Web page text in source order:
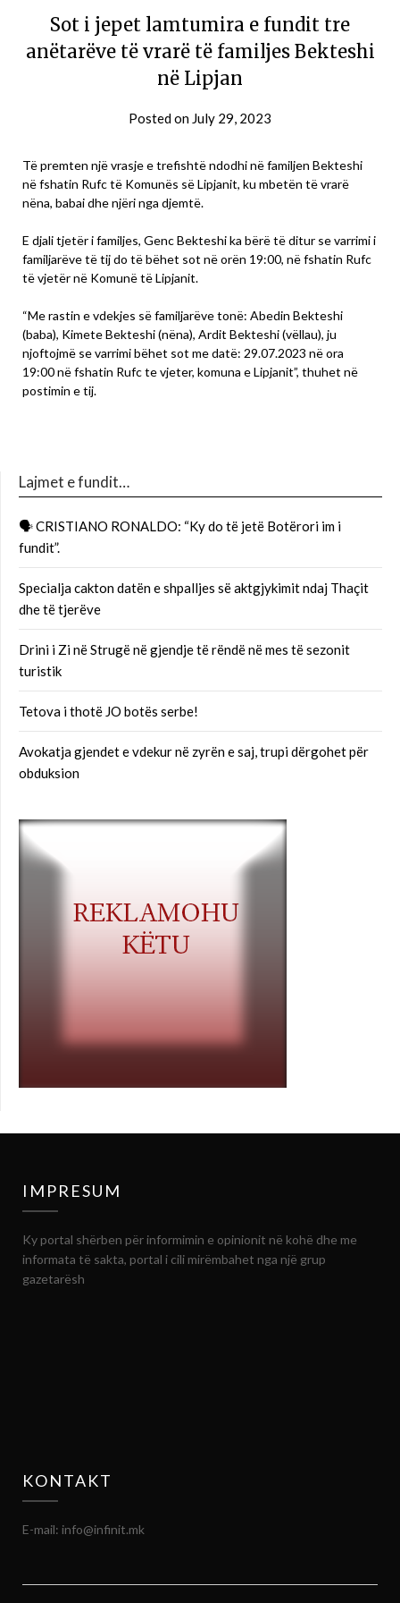
Sot i jepet lamtumira e fundit tre
anëtarëve të vrarë të familjes Bekteshi
në Lipjan
Posted on July 29, 2023
Të premten një vrasje e trefishtë ndodhi në familjen Bekteshi
në fshatin Rufc të Komunës së Lipjanit, ku mbetën të vrarë
nëna, babai dhe njëri nga djemtë.
E djali tjetër i familjes, Genc Bekteshi ka bërë të ditur se varrimi i
familjarëve të tij do të bëhet sot në orën 19:00, në fshatin Rufc
të vjetër në Komunë të Lipjanit.
“Me rastin e vdekjes së familjarëve tonë: Abedin Bekteshi
(baba), Kimete Bekteshi (nëna), Ardit Bekteshi (vëllau), ju
njoftojmë se varrimi bëhet sot me datë: 29.07.2023 në ora
19:00 në fshatin Rufc te vjeter, komuna e Lipjanit”, thuhet në
postimin e tij.
Lajmet e fundit…
🗣 CRISTIANO RONALDO: “Ky do të jetë Botërori im i
fundit”.
Specialja cakton datën e shpalljes së aktgjykimit ndaj Thaçit
dhe të tjerëve
Drini i Zi në Strugë në gjendje të rëndë në mes të sezonit
turistik
Tetova i thotë JO botës serbe!
Avokatja gjendet e vdekur në zyrën e saj, trupi dërgohet për
obduksion
IMPRESUM
Ky portal shërben për informimin e opinionit në kohë dhe me
informata të sakta, portal i cili mirëmbahet nga një grup
gazetarësh
KONTAKT
E-mail: info@infinit.mk